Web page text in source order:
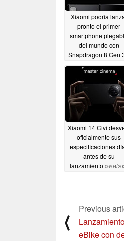
Xiaomi podría
pronto el primer
smartphone
del mundo con
Snapdragon 8 Gen
06/11/2024
Xiaomi 14 Civi
oficialmente sus
especificaciones
antes de su
lanzamiento 06/04/
⟨
Previous
eBike con